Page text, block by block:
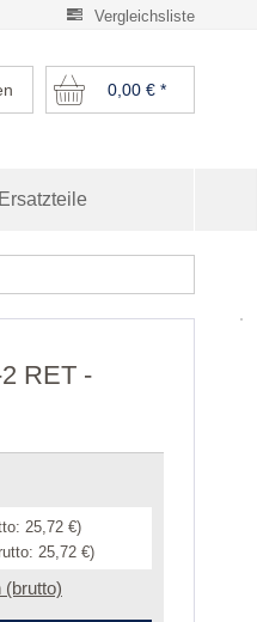
Vergleichsliste
0,00 €*
RET -
25,72 €)
25,72 €)
(brutto)